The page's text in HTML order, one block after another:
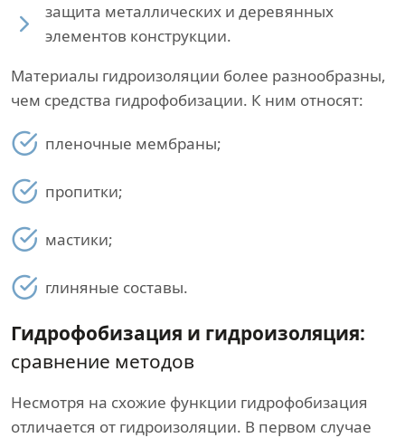
защита металлических и деревянных
элементов конструкции.
Материалы гидроизоляции более разнообразны,
чем средства гидрофобизации. К ним относят:
пленочные мембраны;
пропитки;
мастики;
глиняные составы.
Гидрофобизация и гидроизоляция:
сравнение методов
Несмотря на схожие функции гидрофобизация
отличается от гидроизоляции. В первом случае